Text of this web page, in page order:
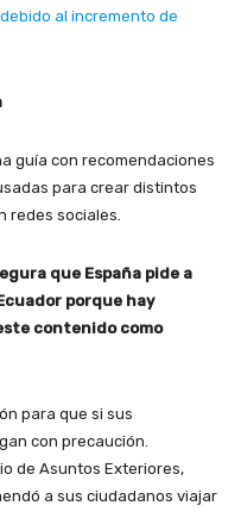
al incremento de
guía con recomendaciones
para crear distintos
redes sociales.
que España pide a
porque hay
contenido como
para que si sus
con precaución.
de Asuntos Exteriores,
a sus ciudadanos viajar